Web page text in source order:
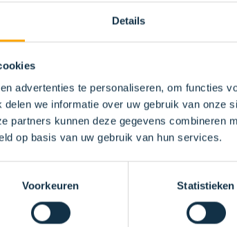
Details
advertenties te personaliseren, om functies
we informatie over uw gebruik van onze
partners kunnen deze gegevens combineren
op basis van uw gebruik van hun services.
Voorkeuren Statistieken